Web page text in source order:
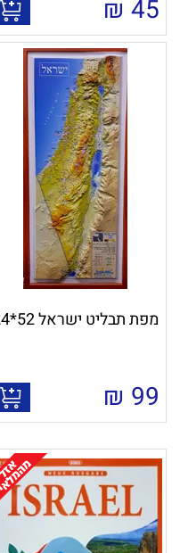
45
₪
מפת תבליט ישראל 52*24
99
₪